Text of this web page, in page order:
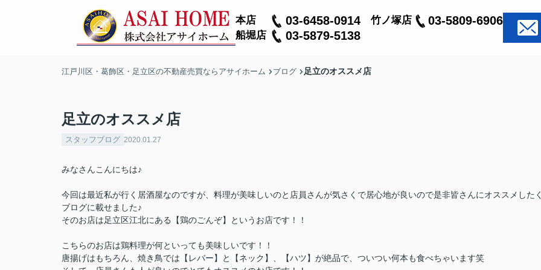
本店 03-6458-0914 竹ノ塚店 03-5809-6906
船堀店 03-5879-5138
江戸川区・葛飾区・足立区の不動産売買ならアサイホーム ブログ 足立のオススメ店
足立のオススメ店
スタッフブログ 2020.01.27
みなさんこんにちは♪
今回は最近私が行く居酒屋なのですが、料理が美味しいのと店員さんが気さくで居心地が良いので是非皆さんにオススメした
ブログに載せました♪
そのお店は足立区江北にある【鶏のごんぞ】というお店です！！
こちらのお店は鶏料理が何といっても美味しいです！！
唐揚げはもちろん、焼き鳥では【レバー】と【ネック】、【ハツ】が絶品で、ついつい何本も食べちゃいます笑